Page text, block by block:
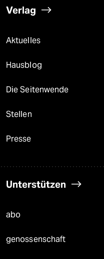
Verlag
Aktuelles
Hausblog
Die Seitenwende
Stellen
Presse
Unterstützen
abo
genossenschaft